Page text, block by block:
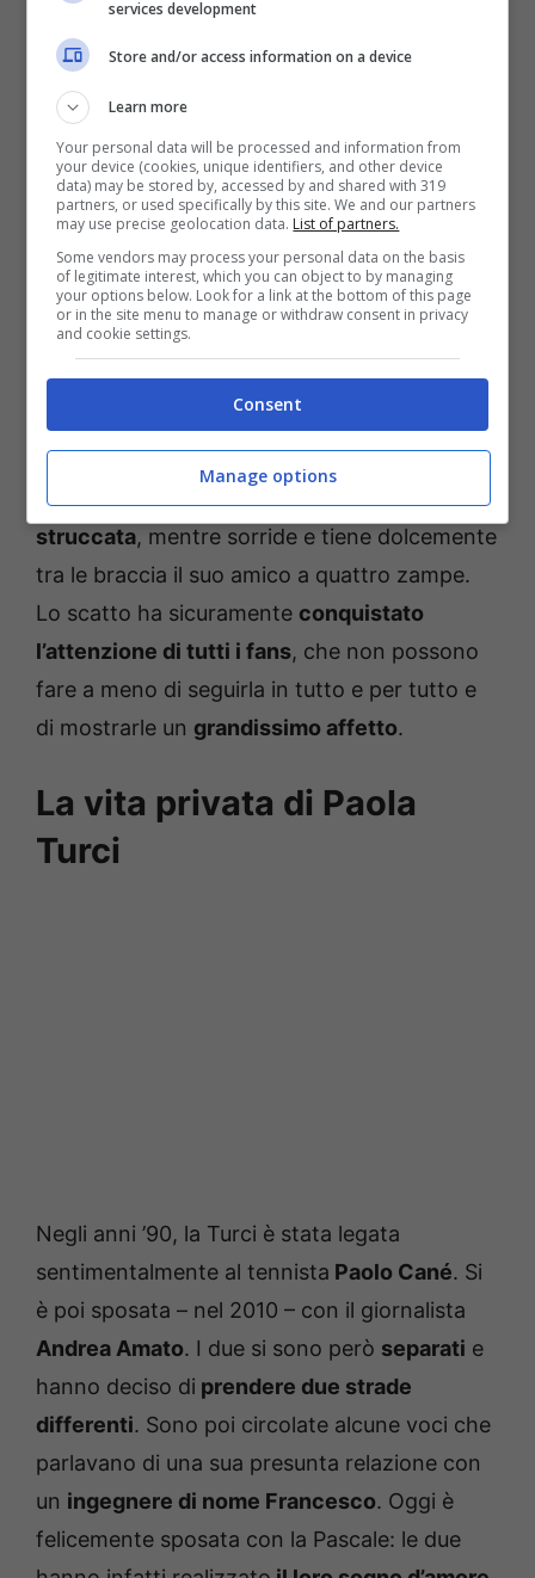
Non è un selfie, il suo, ma unafotografia vera
e propriache è stata appunto scattata da
un’altra persona.Paola Turcisi sta dunque
rilassando
lettino,
apparsa
struccata, mentre sorride e tiene dolcemente
tra le braccia il suo amico a quattro zampe.
Lo scatto ha sicuramente conquistato
l’attenzione di tutti i fans, che non possono
fare a meno di seguirla in tutto e per tutto e
di mostrarle un grandissimo affetto.
La vita privata di Paola
Turci
Negli anni ’90, la Turci è stata legata
sentimentalmente al tennista Paolo Cané. Si
è poi sposata – nel 2010 – con il giornalista
Andrea Amato. I due si sono però separati e
hanno deciso di prendere due strade
differenti. Sono poi circolate alcune voci che
parlavano di una sua presunta relazione con
un ingegnere di nome Francesco. Oggi è
felicemente sposata con la Pascale: le due
services development
Store and/or access information on a device
Learn more
Your personal data will be processed and information from
your device (cookies, unique identifiers, and other device
data) may be stored by, accessed by and shared with 319
partners, or used specifically by this site. We and our partners
may use precise geolocation data. List of partners.
Some vendors may process your personal data on the basis
of legitimate interest, which you can object to by managing
your options below. Look for a link at the bottom of this page
or in the site menu to manage or withdraw consent in privacy
and cookie settings.
Consent
Manage options